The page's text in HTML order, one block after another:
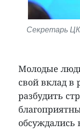
Секретарь
Молодые
свой вклад в
разбудить
обсуждались